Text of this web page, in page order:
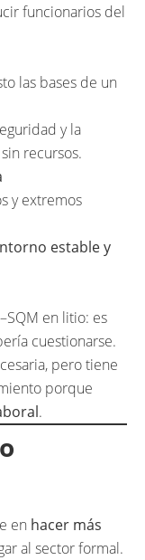
funcionarios del
las bases de un
y la
recursos.
y extremos
estable y
en litio: es
cuestionarse.
pero tiene
porque
.
en hacer más
al sector formal.